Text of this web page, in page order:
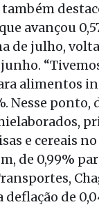
avançou
de julho,
alimentos
Nesse ponto,
e cereais
de 0,99%
deflação de